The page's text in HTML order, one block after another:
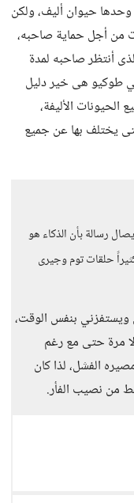
وحدها حيوان أليف، ولكن
من أجل حماية صاحبه،
أنتظر صاحبه لمدة
طوكيو هى خير دليل
الأليفة،
يختلف بها عن جميع
رسالة بأن الذكاء هو
حلقات توم وجيرى
ويستفزني بنفس الوقت،
مرة حتى مع رغم
الفشل، لذا كان
من نصيب الفأر.